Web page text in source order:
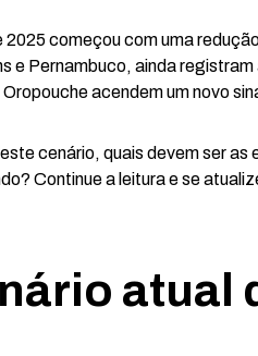
2025 começou com uma
e Pernambuco, ainda
acendem um novo
cenário, quais devem ser
Continue a leitura e se
atual